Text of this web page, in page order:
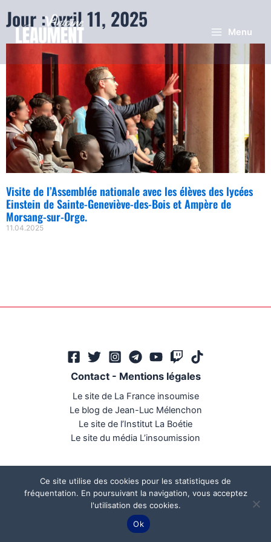
Menu
Jour : avril 11, 2025
Visite de l’Assemblée nationale avec les élèves des lycées
Einstein de Sainte-Geneviève-des-Bois et Ampère de
Morsang-sur-Orge.
11.04.2025
Contact- Mentions légales
Le site de La France insoumise
Le blog de Jean-Luc Mélenchon
Le site de l’Institut La Boétie
Le site du média L’insoumission
Mégaphone communication
Ce site utilise des cookies pour les statistiques de
fréquentation. En poursuivant la navigation, vous acceptez
l'utilisation des cookies.
Ok